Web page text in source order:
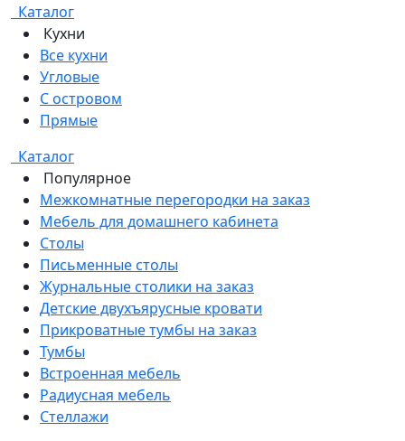
Каталог
Кухни
Все кухни
Угловые
С островом
Прямые
Каталог
Популярное
Межкомнатные перегородки на заказ
Мебель для домашнего кабинета
Столы
Письменные столы
Журнальные столики на заказ
Детские двухъярусные кровати
Прикроватные тумбы на заказ
Тумбы
Встроенная мебель
Радиусная мебель
Стеллажи